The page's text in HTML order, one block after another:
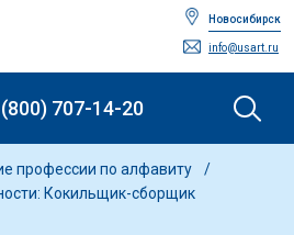
Новосибирск
info@usart.ru
707-14-20
профессии по алфавиту
Кокильщик-сборщик